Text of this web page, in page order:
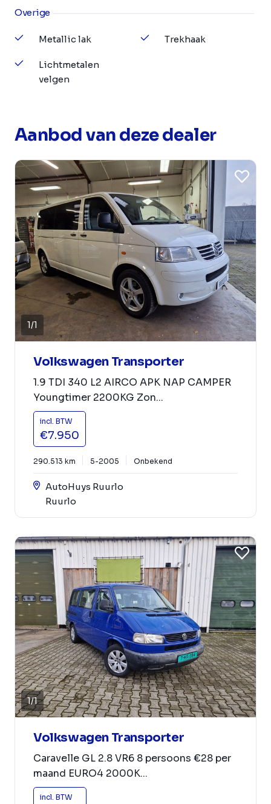
Overige
Metallic lak
Lichtmetalen
velgen
Trekhaak
Aanbod van deze dealer
1/1
Volkswagen Transporter
1.9 TDI 340 L2 AIRCO APK NAP CAMPER
Youngtimer 2200KG Zon...
incl. BTW
€7.950
290.513 km 5-2005 Onbekend
AutoHuys Ruurlo
Ruurlo
1/1
Volkswagen Transporter
Caravelle GL 2.8 VR6 8 persoons €28 per
maand EURO4 2000K...
incl. BTW